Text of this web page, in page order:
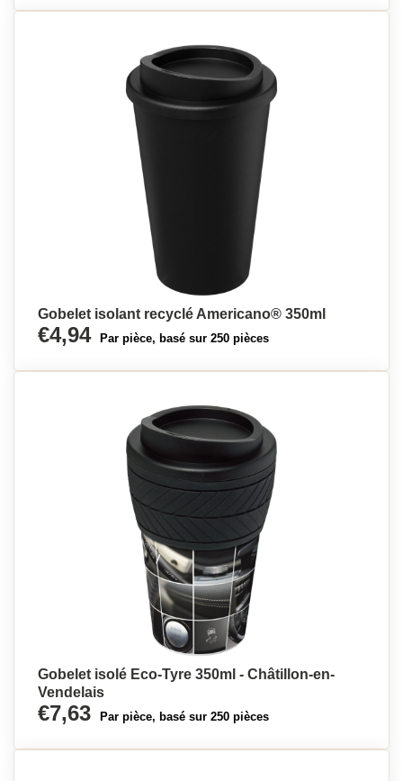
Gobelet isolant recyclé Americano® 350ml
€4,94 Par pièce, basé sur 250 pièces
Gobelet isolé Eco-Tyre 350ml - Châtillon-en-
Vendelais
€7,63 Par pièce, basé sur 250 pièces